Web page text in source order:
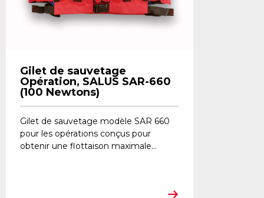
Gilet de sauvetage
Opération, SALUS SAR-660
(100 Newtons)
​Gilet de sauvetage modèle SAR 660
pour les opérations conçus pour
obtenir une flottaison maximale...